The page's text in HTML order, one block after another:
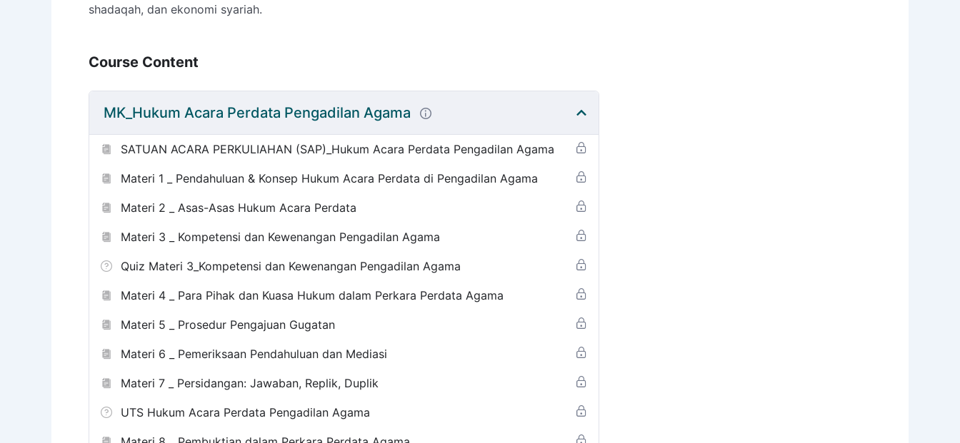
shadaqah, dan ekonomi syariah.
Course Content
MK_Hukum Acara Perdata Pengadilan Agama
SATUAN ACARA PERKULIAHAN (SAP)_Hukum Acara Perdata Pengadilan Agama
Materi 1 _ Pendahuluan & Konsep Hukum Acara Perdata di Pengadilan Agama
Materi 2 _ Asas-Asas Hukum Acara Perdata
Materi 3 _ Kompetensi dan Kewenangan Pengadilan Agama
Quiz Materi 3_Kompetensi dan Kewenangan Pengadilan Agama
Materi 4 _ Para Pihak dan Kuasa Hukum dalam Perkara Perdata Agama
Materi 5 _ Prosedur Pengajuan Gugatan
Materi 6 _ Pemeriksaan Pendahuluan dan Mediasi
Materi 7 _ Persidangan: Jawaban, Replik, Duplik
UTS Hukum Acara Perdata Pengadilan Agama